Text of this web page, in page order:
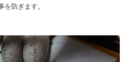
防ぎます。